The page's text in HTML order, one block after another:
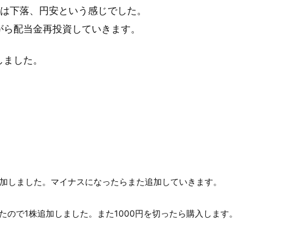
下落、円安という感じでした。
配当金再投資していきます。
した。
しました。マイナスになったらまた追加していきます。
ので1株追加しました。また1000円を切ったら購入します。